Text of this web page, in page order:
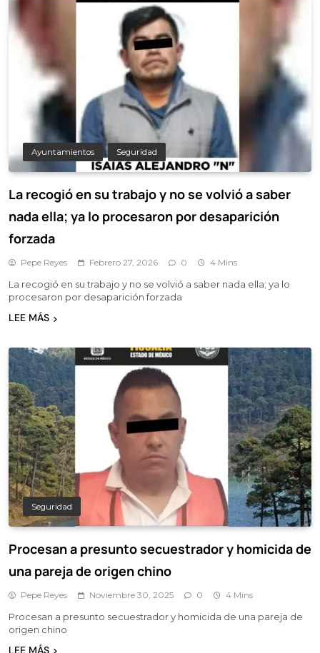
Ayuntamientos Seguridad
La recogió en su trabajo y no se volvió a saber
nada ella; ya lo procesaron por desaparición
forzada
Pepe Reyes Febrero 27, 2026 0 4 Mins
La recogió en su trabajo y no se volvió a saber nada ella; ya lo
procesaron por desaparición forzada
LEE MÁS
Seguridad
Procesan a presunto secuestrador y homicida de
una pareja de origen chino
Pepe Reyes Noviembre 30, 2025 0 4 Mins
Procesan a presunto secuestrador y homicida de una pareja de
origen chino
LEE MÁS